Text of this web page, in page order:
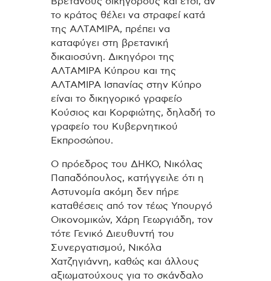
το κράτος θέλει να στραφεί κατά
της ΑΛΤΑΜΙΡΑ, πρέπει να
καταφύγει στη βρετανική
δικαιοσύνη. Δικηγόροι της
ΑΛΤΑΜΙΡΑ Κύπρου και της
ΑΛΤΑΜΙΡΑ Ισπανίας στην Κύπρο
είναι το δικηγορικό γραφείο
Κούσιος και Κορφιώτης, δηλαδή το
γραφείο του Κυβερνητικού
Εκπροσώπου.
Ο πρόεδρος του ΔΗΚΟ, Νικόλας
Παπαδόπουλος, κατήγγειλε ότι η
Αστυνομία ακόμη δεν πήρε
καταθέσεις από τον τέως Υπουργό
Οικονομικών, Χάρη Γεωργιάδη, τον
τότε Γενικό Διευθυντή του
Συνεργατισμού, Νικόλα
Χατζηγιάννη, καθώς και άλλους
αξιωματούχους για το σκάνδαλο